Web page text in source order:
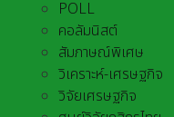
POLL
คอลัมนิสต์
สัมภาษณ์พิเศษ
วิเคราะห์-เศรษฐกิจ
วิจัยเศรษฐกิจ